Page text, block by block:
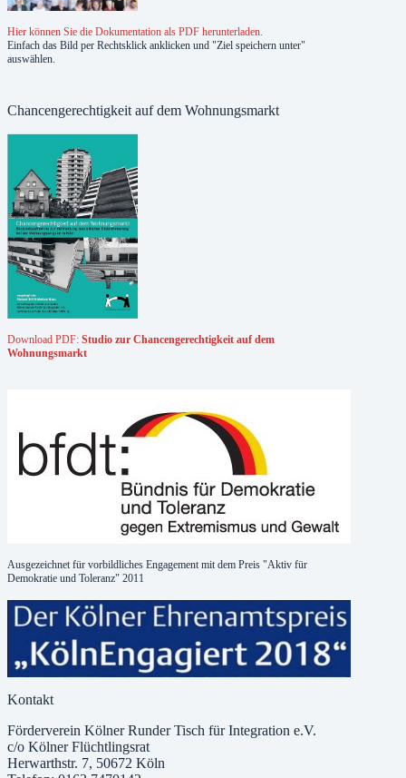
Hier können Sie die Dokumentation als PDF herunterladen.
Einfach das Bild per Rechtsklick anklicken und "Ziel speichern unter"
auswählen.
Chancengerechtigkeit auf dem Wohnungsmarkt
Download PDF: Studio zur Chancengerechtigkeit auf dem
Wohnungsmarkt
Ausgezeichnet für vorbildliches Engagement mit dem Preis "Aktiv für
Demokratie und Toleranz" 2011
Kontakt
Förderverein Kölner Runder Tisch für Integration e.V.
c/o Kölner Flüchtlingsrat
Herwarthstr. 7, 50672 Köln